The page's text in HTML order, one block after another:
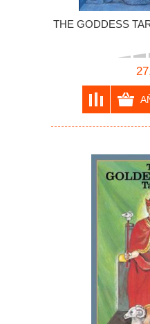
THE GODDESS